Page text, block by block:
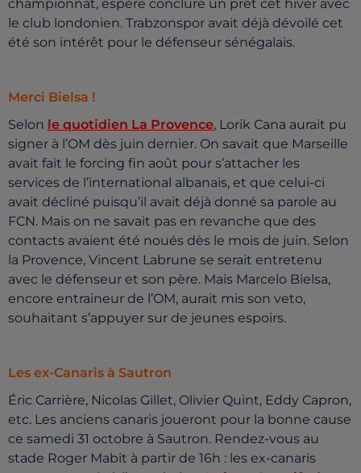
championnat, espère conclure un prêt cet hiver avec
le club londonien. Trabzonspor avait déjà dévoilé cet
été son intérêt pour le défenseur sénégalais.
Merci Bielsa !
Selon le quotidien La Provence, Lorik Cana aurait pu
signer à l’OM dès juin dernier. On savait que Marseille
avait fait le forcing fin août pour s’attacher les
services de l’international albanais, et que celui-ci
avait décliné puisqu’il avait déjà donné sa parole au
FCN. Mais on ne savait pas en revanche que des
contacts avaient été noués dès le mois de juin. Selon
la Provence, Vincent Labrune se serait entretenu
avec le défenseur et son père. Mais Marcelo Bielsa,
encore entraineur de l’OM, aurait mis son veto,
souhaitant s’appuyer sur de jeunes espoirs.
Les ex-Canaris à Sautron
Éric Carrière, Nicolas Gillet, Olivier Quint, Eddy Capron,
etc. Les anciens canaris joueront pour la bonne cause
ce samedi 31 octobre à Sautron. Rendez-vous au
stade Roger Mabit à partir de 16h : les ex-canaris